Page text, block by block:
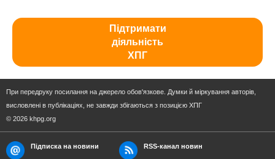
Підтримати
діяльність
ХПГ
При передруку посилання на джерело обов'язкове. Думки й міркування авторів,
висловлені в публікаціях, не завжди збігаються з позицією ХПГ
© 2026 khpg.org
Підписка на новини RSS-канал новин